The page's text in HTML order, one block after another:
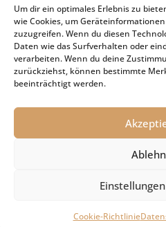
Um dir ein optimales Erlebnis zu
wie Cookies, um
zuzugreifen. Wenn du diesen
Daten wie das Surfverhalten oder
verarbeiten. Wenn du deine
zurückziehst, können bestimmte
beeinträchtigt werden.
Cookie-Richtlinie
Umsatzsteuer-
Keine Steuerfreiheit eines
bei Mutterkapitalgesellschaft
Schenkungsteuer: Zinssatz
Impressum
Cookie-
© 2021 Kanzlei